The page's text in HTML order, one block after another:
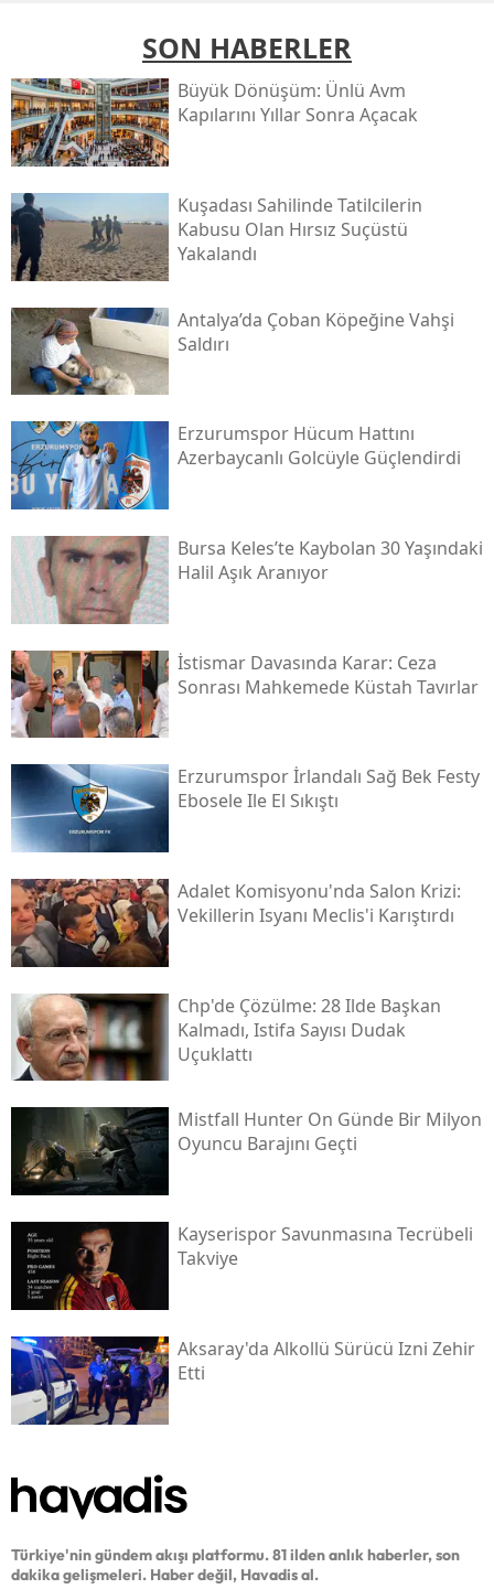
SON HABERLER
Büyük Dönüşüm: Ünlü Avm
Kapılarını Yıllar Sonra Açacak
Kuşadası Sahilinde Tatilcilerin
Kabusu Olan Hırsız Suçüstü
Yakalandı
Antalya’da Çoban Köpeğine Vahşi
Saldırı
Erzurumspor Hücum Hattını
Azerbaycanlı Golcüyle Güçlendirdi
Bursa Keles’te Kaybolan 30 Yaşındaki
Halil Aşık Aranıyor
İstismar Davasında Karar: Ceza
Sonrası Mahkemede Küstah Tavırlar
Erzurumspor İrlandalı Sağ Bek Festy
Ebosele Ile El Sıkıştı
Adalet Komisyonu'nda Salon Krizi:
Vekillerin Isyanı Meclis'i Karıştırdı
Chp'de Çözülme: 28 Ilde Başkan
Kalmadı, Istifa Sayısı Dudak
Uçuklattı
Mistfall Hunter On Günde Bir Milyon
Oyuncu Barajını Geçti
Kayserispor Savunmasına Tecrübeli
Takviye
Aksaray'da Alkollü Sürücü Izni Zehir
Etti
Türkiye'nin gündem akışı platformu. 81 ilden anlık haberler, son
dakika gelişmeleri. Haber değil, Havadis al.